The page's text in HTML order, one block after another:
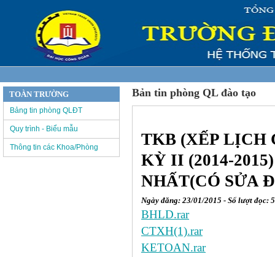
Bản tin phòng QL đào tạo
TKB (XẾP LỊCH
KỲ II (2014-
NHẤT(CÓ SỬA
Ngày đăng: 23/01/2015 - Số lượt đọc:
BHLD.rar
CTXH(1).rar
KETOAN.rar
TOÀN TRƯỜNG
Bảng tin phòng QLĐT
Quy trình - Biểu mẫu
Thông tin các Khoa/Phòng